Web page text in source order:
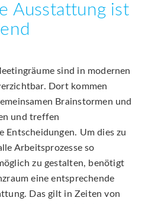
Ausstattung ist
sind in modernen
Dort kommen
Brainstormen und
und treffen
Entscheidungen. Um dies zu
Arbeitsprozesse so
zu gestalten, benötigt
eine entsprechende
Das gilt in Zeiten von